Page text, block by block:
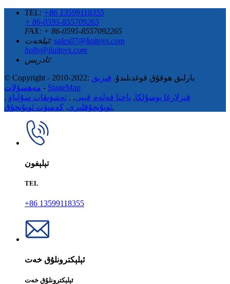
TEL: +86 13599118355
+ 86-0595-855709265
FAX: + 86-0595-8557092265
ئېلخەت: sales07@liqitoys.com
holly@liqitoys.com
ئادرېس:
© Copyright - 2010-2022: بارلىق ھوقۇق قوغدىلىدۇ. قىزىق
مەھسۇلات - StageMap
,
قىزلارغا پوسۇلكا, پاختا قەلەم قېپى,
, تەشۋىقات سۇلياۋ
ئويۇنچۇقلىرى, كەمپۈت ئويۇنچۇق ,
تېلېفون
TEL
+86 13599118355
ئېلېكترونلۇق خەت
ئېلېكترونلۇق خەت